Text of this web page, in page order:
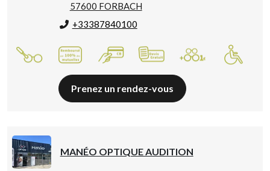
57600 FORBACH
+33387840100
Prenez un rendez-vous
MANÉO OPTIQUE AUDITION